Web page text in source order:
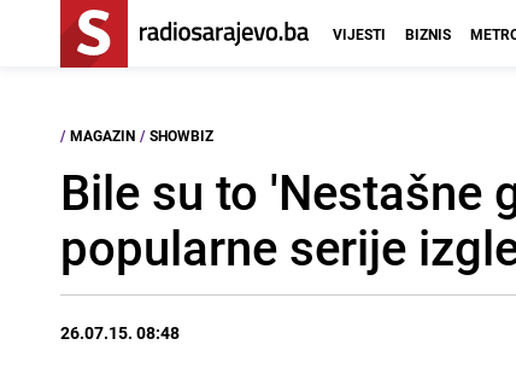
VIJESTI BIZNIS
/ MAGAZIN / SHOWBIZ
Bile su to 'Nestašne
popularne serije
26.07.15. 08:48